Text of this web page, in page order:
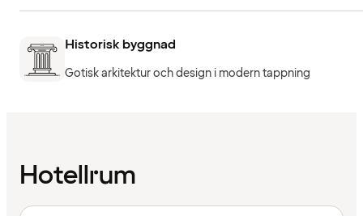
Historisk byggnad
Gotisk arkitektur och design i modern tappning
Hotellrum